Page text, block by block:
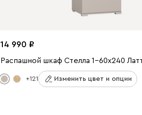
14 990
Распашной шкаф Стелла 1-60x240
+121 Изменить цвет и опции